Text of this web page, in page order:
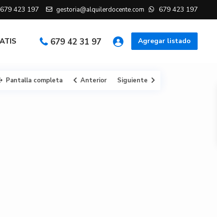
679 423 197 gestoria@alquilerdocente.com 679 423 197
Agregar listado
679 42 31 97
Pantalla completa Anterior Siguiente